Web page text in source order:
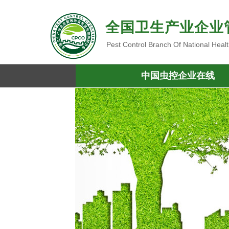
全国卫生产业企
Pest Control Branch Of National
中国虫控企业在线